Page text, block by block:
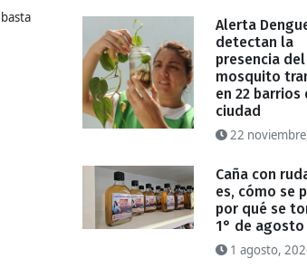
Alerta
detectan la
presencia del
mosquito
en 22 barrios
ciudad
22
Caña con
es, cómo se
por qué se
1° de agosto
1 agosto,